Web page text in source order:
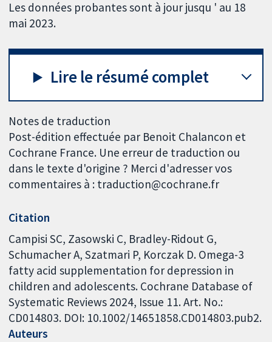
Les données probantes sont à jour jusqu ' au 18
mai 2023.
Lire le résumé complet
Notes de traduction
Post-édition effectuée par Benoit Chalancon et
Cochrane France. Une erreur de traduction ou
dans le texte d'origine ? Merci d'adresser vos
commentaires à : traduction@cochrane.fr
Citation
Campisi SC, Zasowski C, Bradley-Ridout G,
Schumacher A, Szatmari P, Korczak D. Omega-3
fatty acid supplementation for depression in
children and adolescents. Cochrane Database of
Systematic Reviews 2024, Issue 11. Art. No.:
CD014803. DOI: 10.1002/14651858.CD014803.pub2.
Auteurs